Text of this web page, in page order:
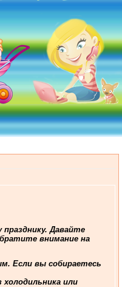
Давайте
внимание на
Если вы собираетесь
или